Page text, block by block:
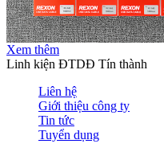
Xem thêm
Linh kiện ĐTDĐ Tín thành
Liên hệ
Giới thiệu công ty
Tin tức
Tuyển dụng